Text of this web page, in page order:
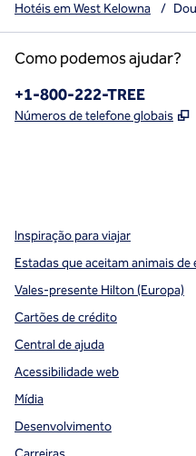
Hotéis em West Kelowna
/
Como podemos ajudar?
Telefone:
+1-800-222-TREE
Números de telefone globais ,
Inspiração para viajar
Estadas que aceitam animais de
Vales-presente Hilton (Europa)
Cartões de crédito
Central de ajuda
Acessibilidade web
Mídia
Desenvolvimento